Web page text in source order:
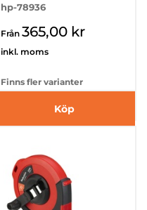
hp-78936
Från 365,00 kr
inkl. moms
Finns fler varianter
Köp